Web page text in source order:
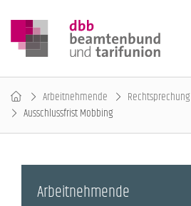
Arbeitnehmende Rechtsprechung
Ausschlussfrist Mobbing
Arbeitnehmende